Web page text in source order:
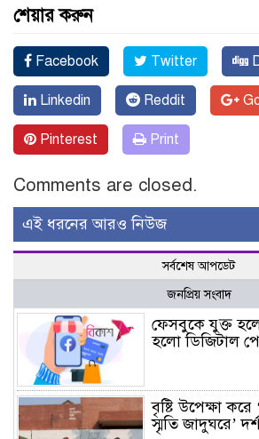
শেয়ার করুন
Facebook Twitter
Linkedin Reddit
Pinterest Print
Comments are closed.
এই ধরনের আরও নিউজ
সর্বশেষ আপডেট
জনপ্রিয় সংবাদ
ফেসবুকে যুক্ত
হলো ডিজিটাল
বৃষ্টি উপেক্ষা
স্মৃতি জাদুঘরে’